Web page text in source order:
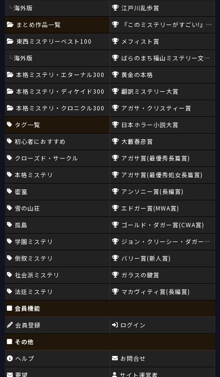
海外版
まとめ作品一覧
東西ミステリーベスト100
海外版
本格ミステリ・エターナル300
本格ミステリ・ディケイド300
本格ミステリ・クロニクル300
タグ一覧
初心者におすすめ
クローズド・サークル
本格ミステリ
密室
雪の山荘
孤島
学園ミステリ
倒叙ミステリ
社会派ミステリ
法廷ミステリ
江戸川乱歩賞
『このミステリーがすごい!』大賞
メフィスト賞
ばらのまち福山ミステリー文学新
黄金の本格
翻訳ミステリー大賞
アガサ・クリスティー賞
日本ホラー小説大賞
大藪春彦賞
アガサ賞(最優秀長篇賞)
アガサ賞(最優秀処女長篇賞)
アンソニー賞(長編賞)
エドガー賞(MWA賞)
ゴールド・ダガー賞(CWA賞)
ジョン・クリーシー・ダガー賞
バリー賞(新人賞)
ガラスの鍵賞
マカヴィティ賞(長編賞)
会員機能
会員登録
ログイン
その他
ヘルプ
要望
お問合せ
サイト運営者